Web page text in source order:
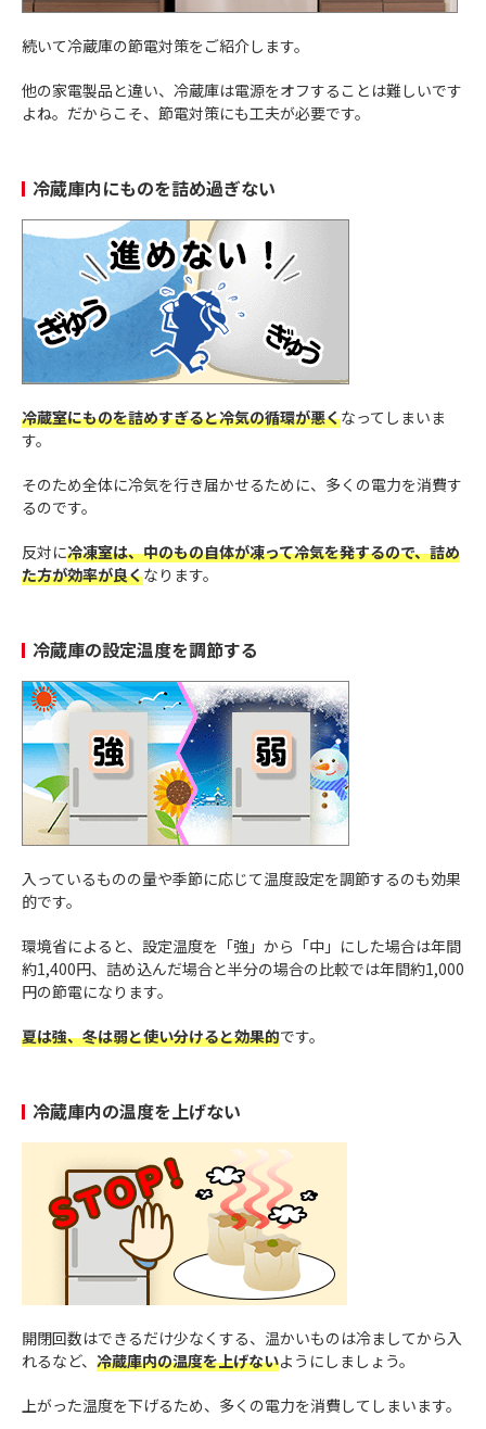
続いて冷蔵庫の節電対策をご紹介します。
他の家電製品と違い、冷蔵庫は電源をオフすることは難しいです
よね。だからこそ、節電対策にも工夫が必要です。
冷蔵庫内にものを詰め過ぎない
冷蔵室にものを詰めすぎると冷気の循環が悪くなってしまいま
す。
そのため全体に冷気を行き届かせるために、多くの電力を消費す
るのです。
反対に冷凍室は、中のもの自体が凍って冷気を発するので、詰め
た方が効率が良くなります。
冷蔵庫の設定温度を調節する
入っているものの量や季節に応じて温度設定を調節するのも効果
的です。
環境省によると、設定温度を「強」から「中」にした場合は年間
約1,400円、詰め込んだ場合と半分の場合の比較では年間約1,000
円の節電になります。
夏は強、冬は弱と使い分けると効果的です。
冷蔵庫内の温度を上げない
開閉回数はできるだけ少なくする、温かいものは冷ましてから入
れるなど、 冷蔵庫内の温度を上げないようにしましょう。
上がった温度を下げるため、多くの電力を消費してしまいます。